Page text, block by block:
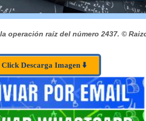
operación raíz del número 2437. ©
Descarga Imagen ⬇️